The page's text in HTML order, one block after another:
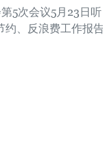
5次会议5月23日听
约、反浪费工作报